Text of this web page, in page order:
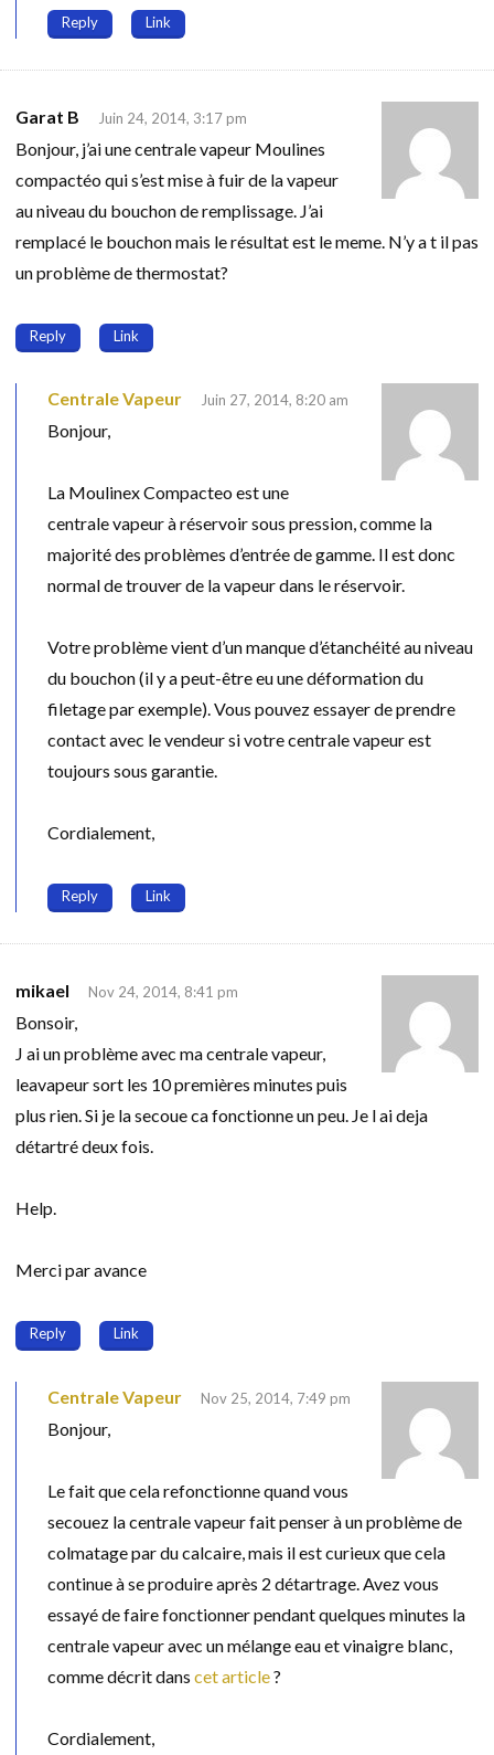
Reply Link
Garat B Juin 24, 2014, 3:17 pm
Bonjour, j’ai une centrale vapeur Moulines
compactéo qui s’est mise à fuir de la vapeur
au niveau du bouchon de remplissage. J’ai
remplacé le bouchon mais le résultat est le meme. N’y a t il pas
un problème de thermostat?
Reply Link
Centrale Vapeur Juin 27, 2014, 8:20 am
Bonjour,
La Moulinex Compacteo est une
centrale vapeur à réservoir sous pression, comme la
majorité des problèmes d’entrée de gamme. Il est donc
normal de trouver de la vapeur dans le réservoir.
Votre problème vient d’un manque d’étanchéité au niveau
du bouchon (il y a peut-être eu une déformation du
filetage par exemple). Vous pouvez essayer de prendre
contact avec le vendeur si votre centrale vapeur est
toujours sous garantie.
Cordialement,
Reply Link
mikael Nov 24, 2014, 8:41 pm
Bonsoir,
J ai un problème avec ma centrale vapeur,
leavapeur sort les 10 premières minutes puis
plus rien. Si je la secoue ca fonctionne un peu. Je l ai deja
détartré deux fois.
Help.
Merci par avance
Reply Link
Centrale Vapeur Nov 25, 2014, 7:49 pm
Bonjour,
Le fait que cela refonctionne quand vous
secouez la centrale vapeur fait penser à un problème de
colmatage par du calcaire, mais il est curieux que cela
continue à se produire après 2 détartrage. Avez vous
essayé de faire fonctionner pendant quelques minutes la
centrale vapeur avec un mélange eau et vinaigre blanc,
comme décrit dans cet article?
Cordialement,